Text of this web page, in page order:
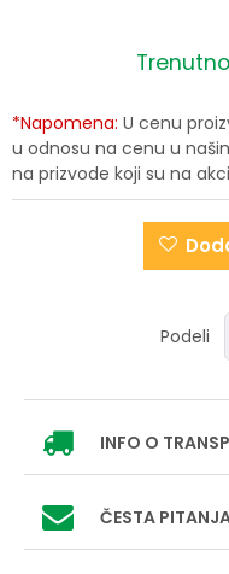
*Napomena: U cenu
u odnosu na cenu u
na prizvode koji su na
Podeli
INFO O
ČESTA